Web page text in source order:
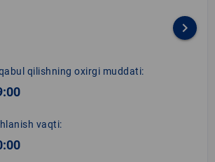
keyboard_arrow_right
qilishning oxirgi muddati:
vaqti: